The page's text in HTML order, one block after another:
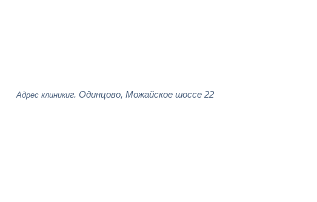
Адрес клиникиг. Одинцово, Можайское шоссе 22